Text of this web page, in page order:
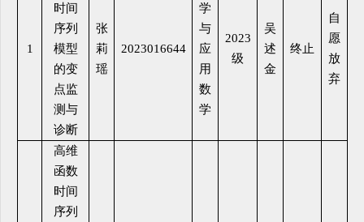
1
时间
序列
模型
的变
点监
测与
诊断
张
莉
瑶
2023016644
学
与
应
用
数
学
2023
级
吴
述
金
终止
自
愿
放
弃
高维
函数
时间
序列